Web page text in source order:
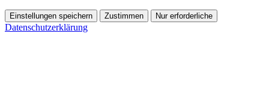
Einstellungen speichern Zustimmen Nur erforderliche
Datenschutzerklärung